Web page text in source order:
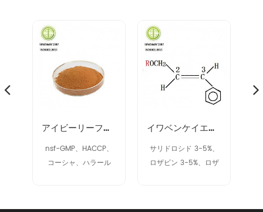
アイビーリーフエキス
nsf-GMP、HACCP、
コーシャ、ハラール
イワベンケイエキス 97404-52-9
サリドロシド 3-5%、
ロザビン 3-5%、ロザ